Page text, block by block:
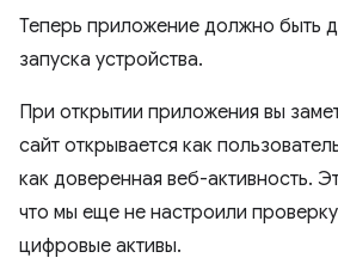
Теперь приложение должно быть
запуска устройства.
При открытии приложения вы
сайт открывается как
как доверенная веб-активность.
что мы еще не настроили
цифровые активы.